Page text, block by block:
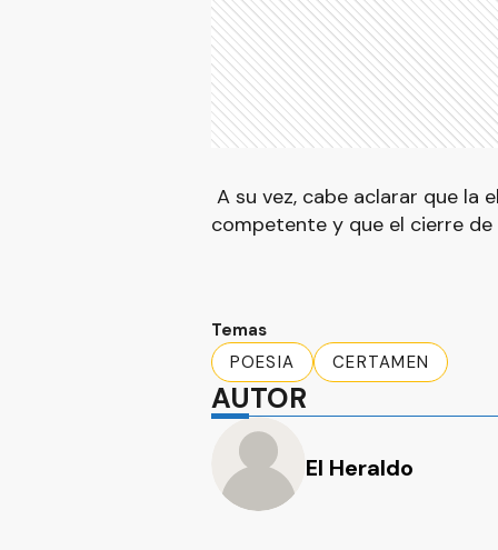
A su vez, cabe aclarar que la
competente y que el cierre
Temas
POESIA
CERTAMEN
AUTOR
El Heraldo